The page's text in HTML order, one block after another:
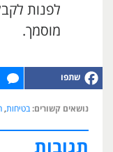
לפנות
מוסמך.
נושאים קשורים: בטיחות,